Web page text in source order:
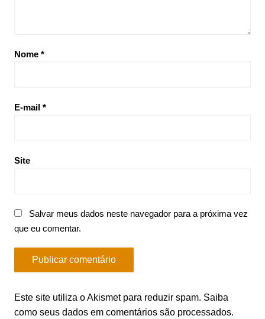
Nome *
E-mail *
Site
Salvar meus dados neste navegador para a próxima vez
que eu comentar.
Este site utiliza o Akismet para reduzir spam. Saiba
como seus dados em comentários são processados.